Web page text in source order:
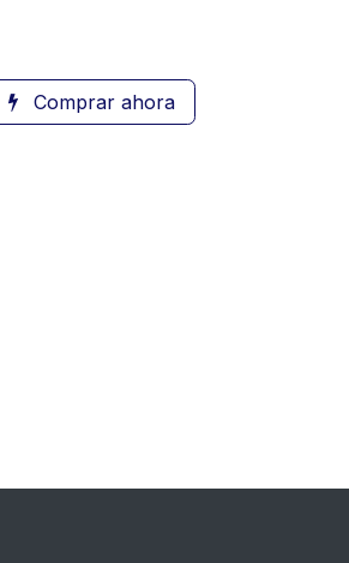
Comprar ahora